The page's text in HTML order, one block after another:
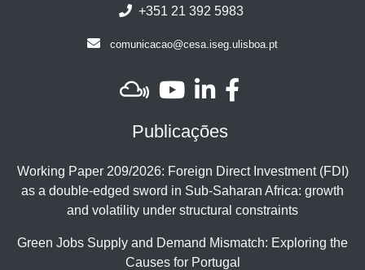
+351 21 392 5983
comunicacao@cesa.iseg.ulisboa.pt
Publicações
Working Paper 209/2026: Foreign Direct Investment (FDI)
as a double-edged sword in Sub-Saharan Africa: growth
and volatility under structural constraints
Green Jobs Supply and Demand Mismatch: Exploring the
Causes for Portugal